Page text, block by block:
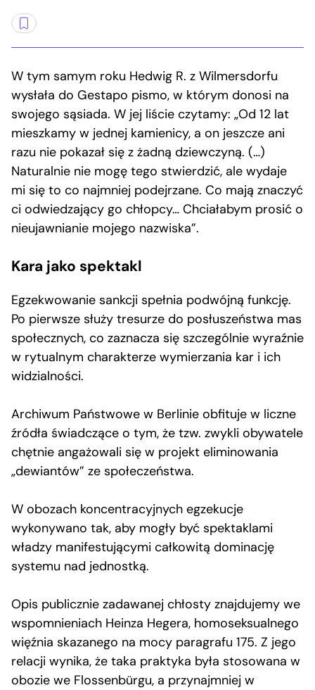
W tym samym roku Hedwig R. z Wilmersdorfu
wysłała do Gestapo pismo, w którym donosi na
swojego sąsiada. W jej liście czytamy: „Od 12 lat
mieszkamy w jednej kamienicy, a on jeszcze ani
razu nie pokazał się z żadną dziewczyną. (…)
Naturalnie nie mogę tego stwierdzić, ale wydaje
mi się to co najmniej podejrzane. Co mają znaczyć
ci odwiedzający go chłopcy… Chciałabym prosić o
nieujawnianie mojego nazwiska”.
Kara jako spektakl
Egzekwowanie sankcji spełnia podwójną funkcję.
Po pierwsze służy tresurze do posłuszeństwa mas
społecznych, co zaznacza się szczególnie wyraźnie
w rytualnym charakterze wymierzania kar i ich
widzialności.
Archiwum Państwowe w Berlinie obfituje w liczne
źródła świadczące o tym, że tzw. zwykli obywatele
chętnie angażowali się w projekt eliminowania
„dewiantów” ze społeczeństwa.
W obozach koncentracyjnych egzekucje
wykonywano tak, aby mogły być spektaklami
władzy manifestującymi całkowitą dominację
systemu nad jednostką.
Opis publicznie zadawanej chłosty znajdujemy we
wspomnieniach Heinza Hegera, homoseksualnego
więźnia skazanego na mocy paragrafu 175. Z jego
relacji wynika, że taka praktyka była stosowana w
obozie we Flossenbürgu, a przynajmniej w